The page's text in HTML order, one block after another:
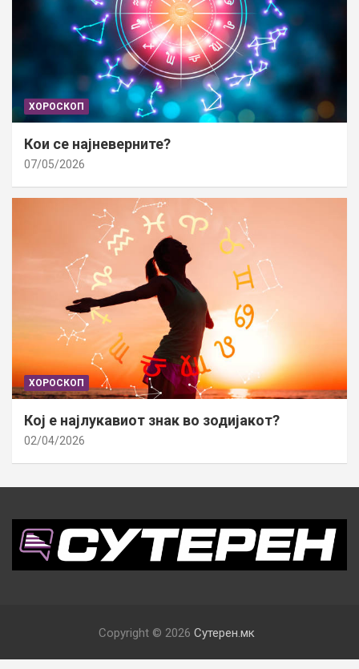
ХОРОСКОП
Кои се најневерните?
07/05/2026
ХОРОСКОП
Кој е најлукавиот знак во зодијакот?
02/04/2026
Copyright © 2026 Сутерен.мк